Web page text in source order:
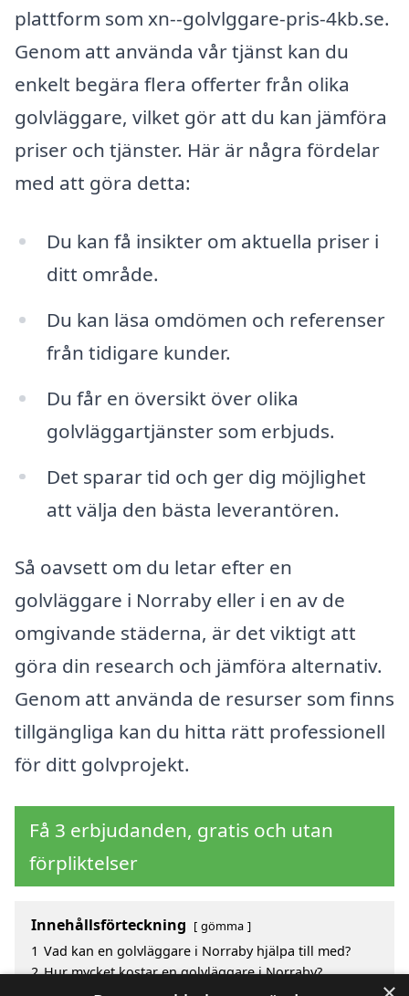
plattform som xn--golvlggare-pris-4kb.se.
Genom att använda vår tjänst kan du
enkelt begära flera offerter från olika
golvläggare, vilket gör att du kan jämföra
priser och tjänster. Här är några fördelar
med att göra detta:
Du kan få insikter om aktuella priser i
ditt område.
Du kan läsa omdömen och referenser
från tidigare kunder.
Du får en översikt över olika
golvläggartjänster som erbjuds.
Det sparar tid och ger dig möjlighet
att välja den bästa leverantören.
Så oavsett om du letar efter en
golvläggare i Norraby eller i en av de
omgivande städerna, är det viktigt att
göra din research och jämföra alternativ.
Genom att använda de resurser som finns
tillgängliga kan du hitta rätt professionell
för ditt golvprojekt.
Få 3 erbjudanden, gratis och utan
förpliktelser
Innehållsförteckning gömma
1 Vad kan en golvläggare i Norraby hjälpa till med?
2 Hur mycket kostar en golvläggare i Norraby?